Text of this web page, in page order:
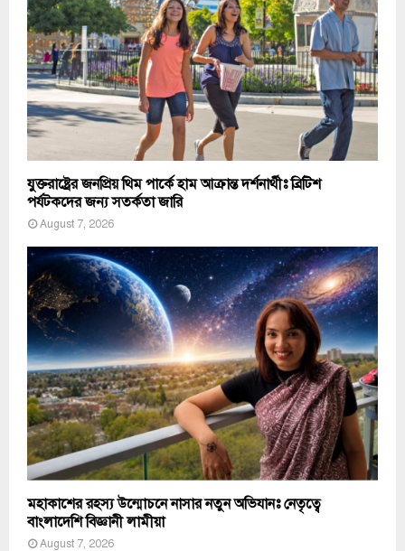
যুক্তরাষ্ট্রের জনপ্রিয় থিম পার্কে হাম আক্রান্ত দর্শনার্থীঃ ব্রিটিশ
পর্যটকদের জন্য সতর্কতা জারি
August 7, 2026
মহাকাশের রহস্য উন্মোচনে নাসার নতুন অভিযানঃ নেতৃত্বে
বাংলাদেশি বিজ্ঞানী লামীয়া
August 7, 2026